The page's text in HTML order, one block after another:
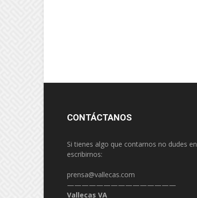
CONTÁCTANOS
Si tienes algo que contarnos no dudes en
escribirnos:
prensa@vallecas.com
———————————————
Vallecas VA